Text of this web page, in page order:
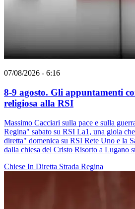
07/08/2026 - 6:16
8-9 agosto. Gli appuntamenti
religiosa alla RSI
Massimo Cacciari sulla pace e sulla
Regina" sabato su RSI La1, una gioia
diretta" domenica su RSI Rete Uno e la
dalla chiesa del Cristo Risorto a Lugano
Chiese In Diretta Strada Regina